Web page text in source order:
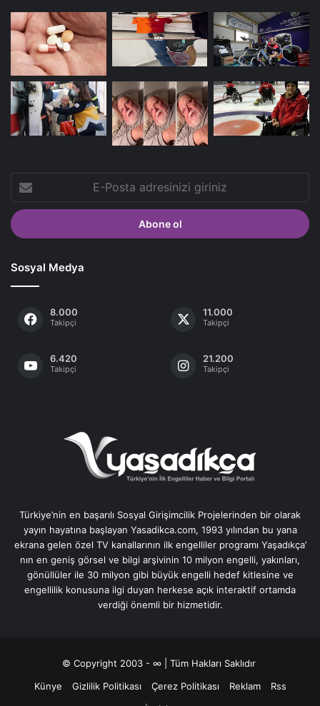
Posta
adresinizi
giriniz
Sosyal Medya
8.000
Takipçi
11.000
Takipçi
6.420
Takipçi
21.200
Takipçi
Türkiye’nin en başarılı Sosyal Girişimcilik Projelerinden bir olarak
yayın hayatına başlayan Yasadikca.com, 1993 yılından bu yana
ekrana gelen özel TV kanallarının ilk engelliler programı Yaşadıkça’
nın en geniş görsel ve bilgi arşivinin 10 milyon engelli, yakınları,
gönüllüler ile 30 milyon gibi büyük engelli hedef kitlesine ve
engellilik konusuna ilgi duyan herkese açık interaktif ortamda
verdiği önemli bir hizmetidir.
© Copyright 2003 - ∞ | Tüm Hakları Saklıdır
Künye
Gizlilik Politikası Çerez Politikası Reklam
Rss